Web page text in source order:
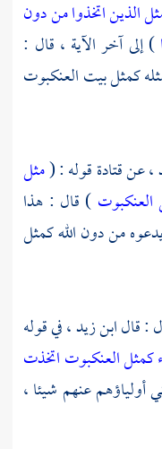
الذين اتخذوا من دون
) إلى آخر الآية ، قال :
كمثل بيت العنكبوت
عنقتادةقوله : (مثل
العنكبوت ) قال : هذا
من دون الله كمثل
: قالابن زيد ،في قوله
كمثل العنكبوت اتخذت
أولياؤهم عنهم شيئا ،